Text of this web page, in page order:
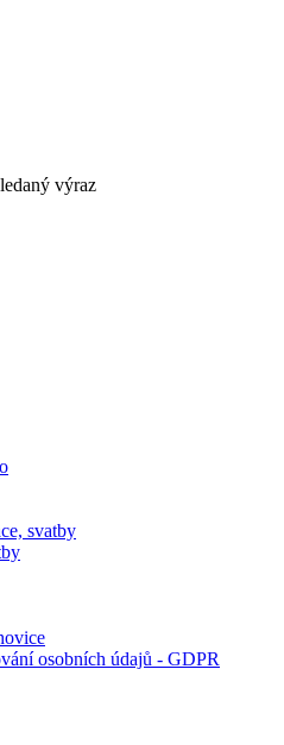
výraz
svatby
osobních údajů - GDPR